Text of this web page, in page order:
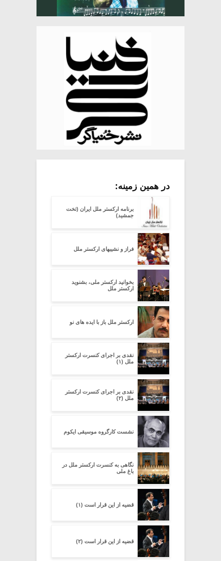
در همین زمینه:
برنامه ارکستر ملل ایران (تخت
جمشید)
فراز و نشیبهای ارکستر ملل
بخوانید ارکستر ملی، بشنوید
ارکستر ملل
ارکستر ملل باز با ایده های نو
نقدی بر اجرای کنسرت ارکستر
ملل (۱)
نقدی بر اجرای کنسرت ارکستر
ملل (۲)
نشست کارگروه موسیقی ایکوم
نگاهی به کنسرت ارکستر ملل در
باغ ملی
قضیه از این قرار است (۱)
قضیه از این قرار است (۲)